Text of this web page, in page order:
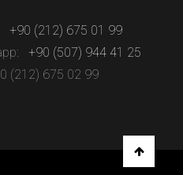
+90 (212) 675 01 99
+90 (507) 944 41 25
(212) 675 02 99